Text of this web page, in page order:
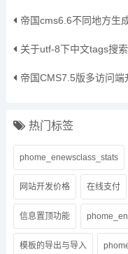
帝国cms6.6不同地方生
关于utf-8下中文tags搜
帝国CMS7.5版多访问
热门标签
phome_enewsclass_stats
网站开发价格 在线支付
信息置顶功能
模板的导出与导入